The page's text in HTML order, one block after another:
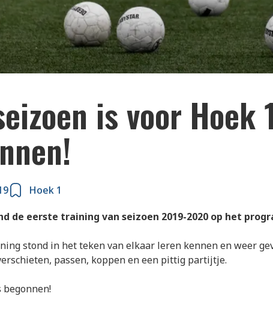
rollen weer voor Hoek1.
is voor Hoek
Hoek 1
de eerste training van seizoen 2019-2020 op het
stond in het teken van elkaar leren kennen en weer
passen, koppen en een pittig partijtje.
begonnen!